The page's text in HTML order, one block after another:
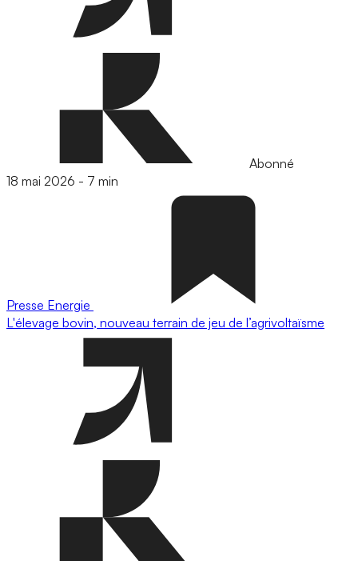
Abonné
18 mai 2026 - 7 min
Presse Energie
L'élevage bovin, nouveau terrain de jeu de l’agrivoltaïsme